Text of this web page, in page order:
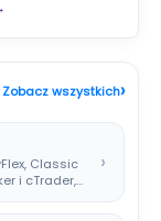
Zobacz wszystkich›
Classic
i cTrader,…
›